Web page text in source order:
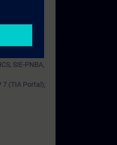
SIE-PNBA,
7 (TIA Portal);